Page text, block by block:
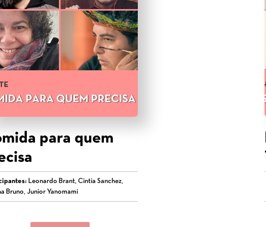
para quem
Leonardo Brant, Cintia Sanchez,
Bruno, Junior Yanomami